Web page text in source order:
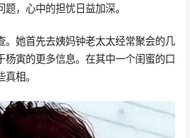
，心中的担忧日益加深。
。她首先去姨妈钟老太太经常聚会的几
杨寅的更多信息。在其中一个闺蜜的口
相。